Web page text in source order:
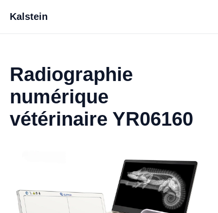
Kalstein
Radiographie
numérique
vétérinaire YR06160